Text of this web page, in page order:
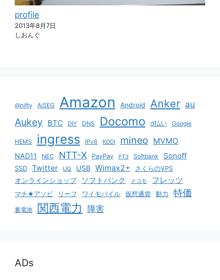
profile
2013年8月7日
しおんぐ
@nifty AiSEG Amazon Android Anker au
Aukey BTC DIY DNS Docomo d払い Google
HEMS ingress IPv6 KDDI mineo MVMO
NAD11 NEC NTT-X PayPay PT3 Softbank Sonoff
SSD Twitter UQ USB Wimax2+ さくらのVPS
オンラインショップ ソフトバンク ドコモ フレッツ
マチ★アソビ リーフ ワイモバイル 仮想通貨 動力 特価
蓄電池 関西電力 障害
ADs